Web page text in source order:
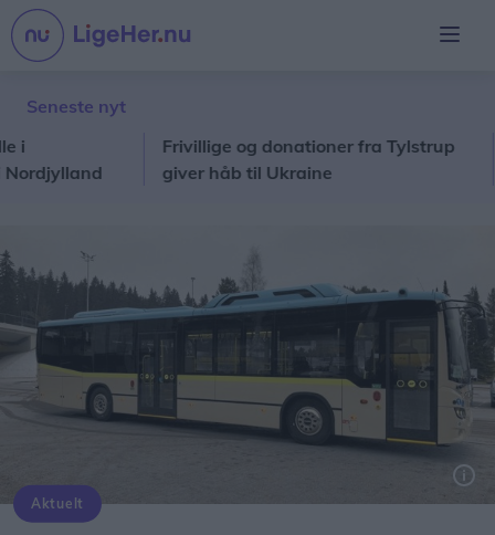
Seneste nyt
Frivillige og donationer fra Tylstrup
giver håb til Ukraine
Aktuelt